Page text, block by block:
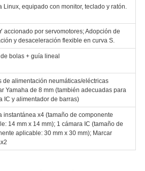
Linux, equipado con monitor, teclado y ratón.
accionado por servomotores; Adopción de
y desaceleración flexible en curva S.
bolas + guía lineal
de alimentación neumáticas/eléctricas
Yamaha de 8 mm (también adecuadas para
IC y alimentador de barras)
instantánea x4 (tamaño de componente
14 mm x 14 mm); 1 cámara IC (tamaño de
aplicable: 30 mm x 30 mm); Marcar